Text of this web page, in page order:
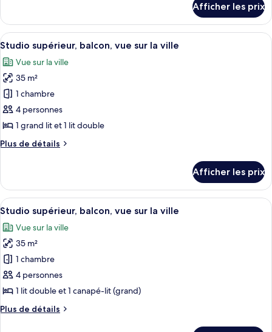
Chambre
Deluxe
Chambre
Deluxe
Afficher les prix
Afficher
toutes
les
photos
pour
ce
type
chambre :
balcon,
vue
sur
la
ville
Une chambre d’hôtel avec un lit,
6
Studio supérieur, balcon, vue sur la ville
Vue sur la ville
35 m²
1 chambre
4 personnes
1 grand lit et 1 lit double
Plus de détails
Plus
Studio
supérieur,
balcon,
sur
la
ville
Afficher les prix
Afficher
toutes
les
photos
pour
ce
type
chambre :
Une chambre d’hôtel avec un lit,
4
Studio supérieur, balcon, vue sur la ville
Vue sur la ville
35 m²
1 chambre
4 personnes
1 lit double et 1 canapé-lit (grand)
Plus de détails
Plus